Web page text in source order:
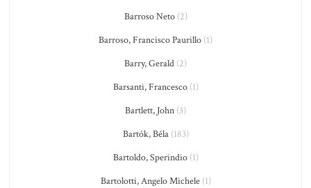
Barroso Neto(2)
Barroso, Francisco Paurillo (1)
Barry, Gerald (2)
Barsanti, Francesco(1)
Bartlett, John (3)
Bartók, Béla(183)
Bartoldo, Sperindio(1)
Bartolotti, Angelo Michele(1)